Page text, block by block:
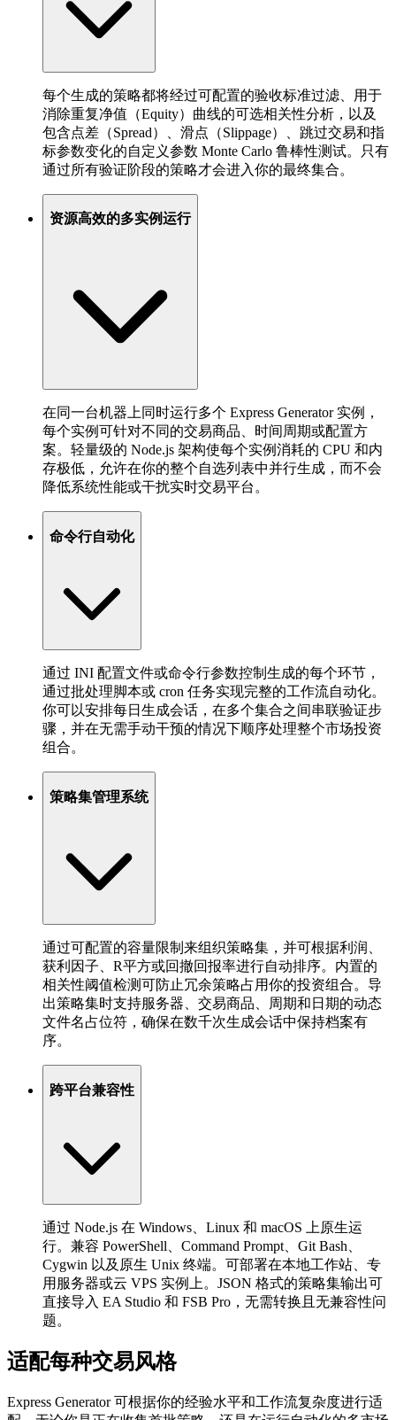
每个生成的策略都将经过可配置的验收标准过滤、用于
消除重复净值（Equity）曲线的可选相关性分析，以及
包含点差（Spread）、滑点（Slippage）、跳过交易和指
标参数变化的自定义参数 Monte Carlo 鲁棒性测试。只有
通过所有验证阶段的策略才会进入你的最终集合。
资源高效的多实例运行
在同一台机器上同时运行多个 Express Generator 实例，
每个实例可针对不同的交易商品、时间周期或配置方
案。轻量级的 Node.js 架构使每个实例消耗的 CPU 和内
存极低，允许在你的整个自选列表中并行生成，而不会
降低系统性能或干扰实时交易平台。
命令行自动化
通过 INI 配置文件或命令行参数控制生成的每个环节，
通过批处理脚本或 cron 任务实现完整的工作流自动化。
你可以安排每日生成会话，在多个集合之间串联验证步
骤，并在无需手动干预的情况下顺序处理整个市场投资
组合。
策略集管理系统
通过可配置的容量限制来组织策略集，并可根据利润、
获利因子、R平方或回撤回报率进行自动排序。内置的
相关性阈值检测可防止冗余策略占用你的投资组合。导
出策略集时支持服务器、交易商品、周期和日期的动态
文件名占位符，确保在数千次生成会话中保持档案有
序。
跨平台兼容性
通过 Node.js 在 Windows、Linux 和 macOS 上原生运
行。兼容 PowerShell、Command Prompt、Git Bash、
Cygwin 以及原生 Unix 终端。可部署在本地工作站、专
用服务器或云 VPS 实例上。JSON 格式的策略集输出可
直接导入 EA Studio 和 FSB Pro，无需转换且无兼容性问
题。
适配每种交易风格
Express Generator 可根据你的经验水平和工作流复杂度进行适